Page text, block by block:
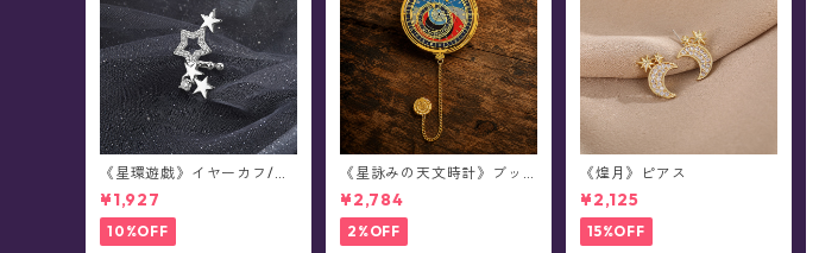
《星環遊戯》イヤーカフ/イ
ヤークリップ/イヤリング(片
耳用)
¥1,927
10%OFF
《星詠みの天文時計》ブッ
クマーカー(全3種)
¥2,784
2%OFF
《煌月》ピアス
¥2,125
15%OFF